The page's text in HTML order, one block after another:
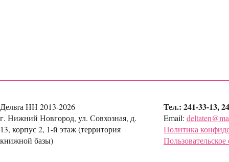
Дельта НН 2013-2026
г. Нижний Новгород, ул. Совхозная, д.
13, корпус 2, 1-й этаж (территория
книжной базы)
Тел.: 241-33-13,
Email:
Политика